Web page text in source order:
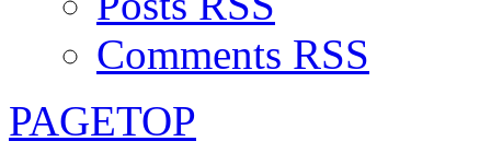
Comments RSS
PAGETOP